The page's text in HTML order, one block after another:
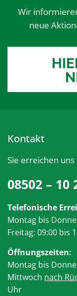
Wir
neue
Kontakt
Sie erreichen
08502 – 10
Telefonische
Montag bis
Freitag: 09:00 bis
Öffnungszeiten:
Montag bis
Mittwoch nach
Uhr